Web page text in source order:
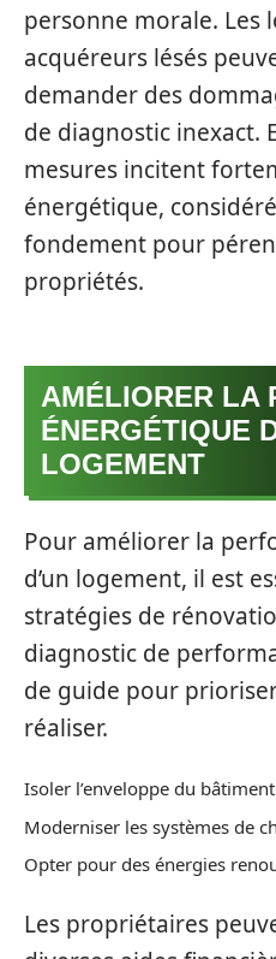
personne morale. Les
acquéreurs lésés
demander des
de diagnostic inexact.
mesures incitent
énergétique,
fondement pour
propriétés.
AMÉLIORER LA
ÉNERGÉTIQUE
LOGEMENT
Pour améliorer la
d’un logement, il est
stratégies de
diagnostic de
de guide pour
réaliser.
Isoler l’enveloppe du bâtiment
Moderniser les systèmes de
Opter pour des énergies
Les propriétaires